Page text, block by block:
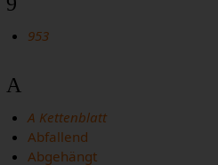
953
A
A Kettenblatt
Abfallend
Abgehängt